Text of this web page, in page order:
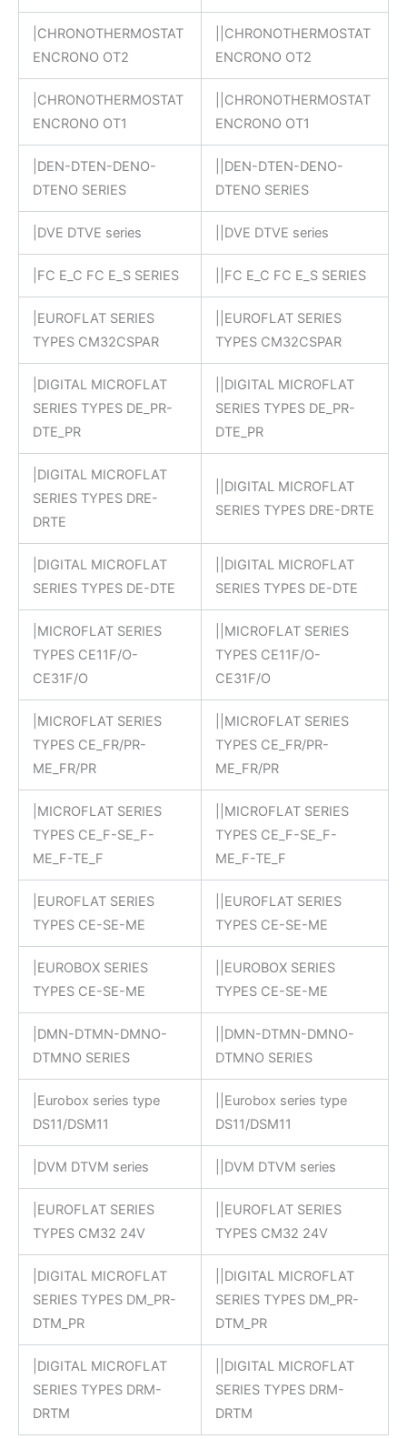
|CHRONOTHERMOSTAT
ENCRONO OT2
||CHRONOTHERMOSTAT
ENCRONO OT2
|CHRONOTHERMOSTAT
ENCRONO OT1
||CHRONOTHERMOSTAT
ENCRONO OT1
|DEN-DTEN-DENO-
DTENO SERIES
||DEN-DTEN-DENO-
DTENO SERIES
|DVE DTVE series ||DVE DTVE series
|FC E_C FC E_S SERIES ||FC E_C FC E_S SERIES
|EUROFLAT SERIES
TYPES CM32CSPAR
||EUROFLAT SERIES
TYPES CM32CSPAR
|DIGITAL MICROFLAT
SERIES TYPES DE_PR-
DTE_PR
||DIGITAL MICROFLAT
SERIES TYPES DE_PR-
DTE_PR
|DIGITAL MICROFLAT
SERIES TYPES DRE-
DRTE
||DIGITAL MICROFLAT
SERIES TYPES DRE-DRTE
|DIGITAL MICROFLAT
SERIES TYPES DE-DTE
||DIGITAL MICROFLAT
SERIES TYPES DE-DTE
|MICROFLAT SERIES
TYPES CE11F/O-
CE31F/O
||MICROFLAT SERIES
TYPES CE11F/O-
CE31F/O
|MICROFLAT SERIES
TYPES CE_FR/PR-
ME_FR/PR
||MICROFLAT SERIES
TYPES CE_FR/PR-
ME_FR/PR
|MICROFLAT SERIES
TYPES CE_F-SE_F-
ME_F-TE_F
||MICROFLAT SERIES
TYPES CE_F-SE_F-
ME_F-TE_F
|EUROFLAT SERIES
TYPES CE-SE-ME
||EUROFLAT SERIES
TYPES CE-SE-ME
|EUROBOX SERIES
TYPES CE-SE-ME
||EUROBOX SERIES
TYPES CE-SE-ME
|DMN-DTMN-DMNO-
DTMNO SERIES
||DMN-DTMN-DMNO-
DTMNO SERIES
|Eurobox series type
DS11/DSM11
||Eurobox series type
DS11/DSM11
|DVM DTVM series ||DVM DTVM series
|EUROFLAT SERIES
TYPES CM32 24V
||EUROFLAT SERIES
TYPES CM32 24V
|DIGITAL MICROFLAT
SERIES TYPES DM_PR-
DTM_PR
||DIGITAL MICROFLAT
SERIES TYPES DM_PR-
DTM_PR
|DIGITAL MICROFLAT
SERIES TYPES DRM-
DRTM
||DIGITAL MICROFLAT
SERIES TYPES DRM-
DRTM